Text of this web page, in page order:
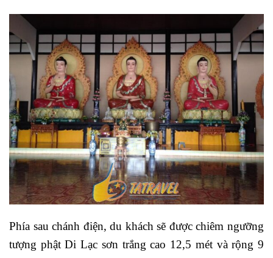
Phía sau chánh điện, du khách sẽ được chiêm ngưỡng
tượng phật Di Lạc sơn trắng cao 12,5 mét và rộng 9